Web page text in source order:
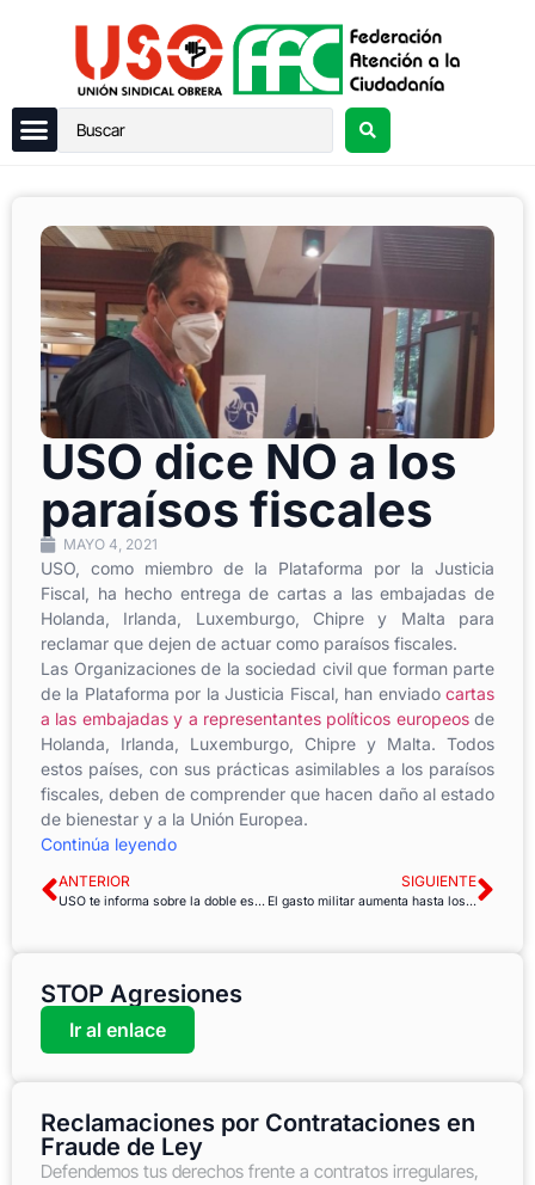
USO dice NO a los
paraísos fiscales
MAYO 4, 2021
USO, como miembro de la Plataforma por la Justicia
Fiscal, ha hecho entrega de cartas a las embajadas de
Holanda, Irlanda, Luxemburgo, Chipre y Malta para
reclamar que dejen de actuar como paraísos fiscales.
Las Organizaciones de la sociedad civil que forman parte
de la Plataforma por la Justicia Fiscal, han enviado cartas
a las embajadas y a representantes políticos europeosde
Holanda, Irlanda, Luxemburgo, Chipre y Malta. Todos
estos países, con sus prácticas asimilables a los paraísos
fiscales, deben de comprender que hacen daño al estado
de bienestar y a la Unión Europea.
Continúa leyendo
ANTERIOR
USO te informa sobre la doble escala salarial
SIGUIENTE
El gasto militar aumenta hasta los 2 billones de dólares estadounidenses aunque todavía no se han atendido las necesidades más urgentes
STOP Agresiones
Ir al enlace
Reclamaciones por Contrataciones en
Fraude de Ley
Defendemos tus derechos frente a contratos irregulares,